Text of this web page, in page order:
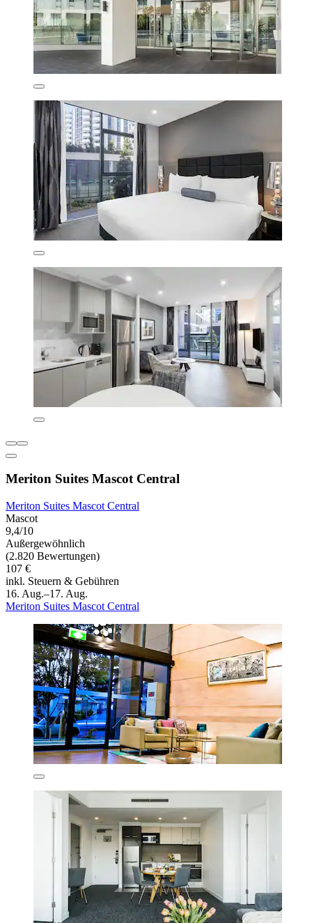
Meriton Suites Mascot Central
Meriton Suites Mascot Central
Mascot
9,4/10
Außergewöhnlich
(2.820 Bewertungen)
107 €
inkl. Steuern & Gebühren
16. Aug.–17. Aug.
Meriton Suites Mascot Central